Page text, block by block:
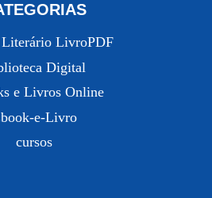
LivroPDF
Digital
e Livros Online
e-Livro
cursos